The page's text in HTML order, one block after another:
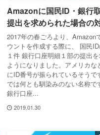
Amazonに国民ID・銀行
提出を求められた場合の
2017年の春ごろより、Amazon
ウントを作成する際に、 国民
１件 銀行口座明細１部の提出
ようになりました。アメリカな
にID番号が振られているそうで
では何とも馴染みのない名称で
銀行口座...
2019.01.30